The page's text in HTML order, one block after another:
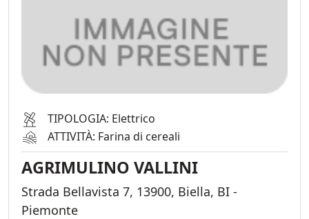
TIPOLOGIA: Elettrico
ATTIVITÀ: Farina di cereali
AGRIMULINO VALLINI
Strada Bellavista 7, 13900, Biella, BI -
Piemonte